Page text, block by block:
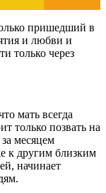
пришедший в
и любви и
только через
мать всегда
только позвать на
месяцем
к другим близким
начинает